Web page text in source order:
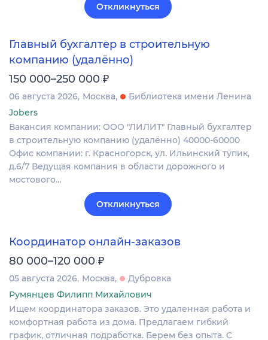
Откликнуться
Главный бухгалтер в строительную
компанию (удалённо)
150 000–250 000 ₽
06 августа 2026 Москва
Библиотека имени Ленина
Jobers
Вакансия компании: ООО "ЛИЛИТ" Главный бухгалтер
в строительную компанию (удалённо) 40000-60000
Офис компании: г. Красногорск, ул. Ильинский тупик,
д.6/7 Ведущая компания в области дорожного и
мостового…
Откликнуться
Координатор онлайн-заказов
80 000–120 000 ₽
05 августа 2026 Москва
Дубровка
Румянцев Филипп Михайлович
Ищем координатора заказов. Это удаленная работа и
комфортная работа из дома. Предлагаем гибкий
график, отличная подработка. Берем без опыта. С